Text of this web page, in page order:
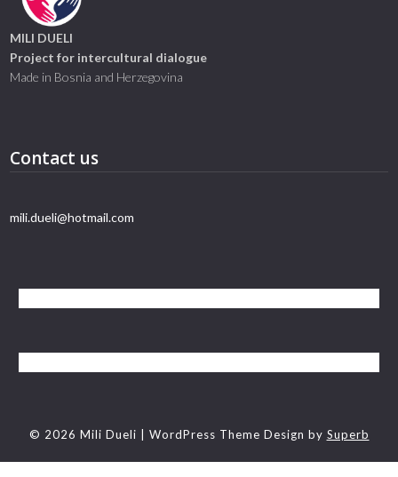
MILI DUELI
Project for intercultural dialogue
Made in Bosnia and Herzegovina
Contact us
mili.dueli@hotmail.com
© 2026 Mili Dueli | WordPress Theme Design by Superb